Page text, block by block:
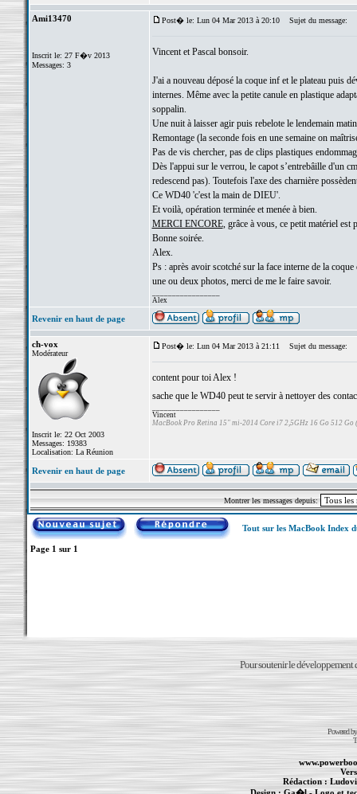
Ami13470
Inscrit le: 27 F�v 2013
Messages: 3
Post� le: Lun 04 Mar 2013 à 20:10 Sujet du message:
Vincent et Pascal bonsoir.
J'ai a nouveau déposé la coque inf et le plateau puis
internes. Même avec la petite canule en plastique
soppalin.
Une nuit à laisser agir puis rebelote le lendemain
Remontage (la seconde fois en une semaine on
Pas de vis chercher, pas de clips plastiques
Dès l'appui sur le verrou, le capot s’entrebâille d'un
redescend pas). Toutefois l'axe des charnière
Ce WD40 'c'est la main de DIEU'.
Et voilà, opération terminée et menée à bien.
MERCI ENCORE, grâce à vous, ce petit matériel est
Bonne soirée.
Alex.
Ps : après avoir scotché sur la face interne de la
une ou deux photos, merci de me le faire savoir.
Alex
Revenir en haut de page
ch-vox
Modérateur
Inscrit le: 22 Oct 2003
Messages: 19383
Localisation: La Réunion
Post� le: Lun 04 Mar 2013 à 21:11 Sujet du message:
content pour toi Alex !
sache que le WD40 peut te servir à nettoyer des
Vincent
MacBook Pro Retina 15" mi-2014 Core i7 2,5GHz 16 Go 512 Go
Revenir en haut de page
Montrer les messages depuis:
Tout sur les MacBook Index
Page 1 sur 1
Pour soutenir le développement
Powered
Rédaction :